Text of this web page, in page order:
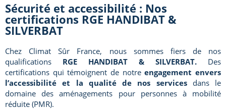
Sécurité et accessibilité : Nos
certifications RGE HANDIBAT &
SILVERBAT
Chez Climat Sûr France, nous sommes fiers de nos
qualifications RGE HANDIBAT & SILVERBAT. Des
certifications qui témoignent de notreengagement envers
l’accessibilité et la qualité de nos servicesdans le
domaine des aménagements pour personnes à mobilité
réduite (PMR).